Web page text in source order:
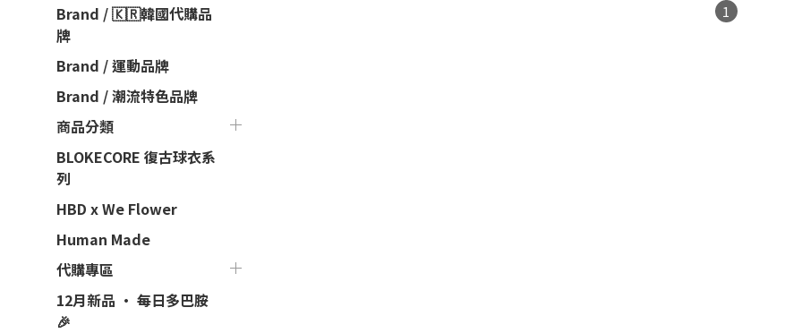
Brand / 🇰🇷韓國代購品
牌
Brand / 運動品牌
Brand / 潮流特色品牌
商品分類
BLOKECORE 復古球衣系
列
HBD x We Flower
Human Made
代購專區
12月新品 · 每日多巴胺
🎉
1